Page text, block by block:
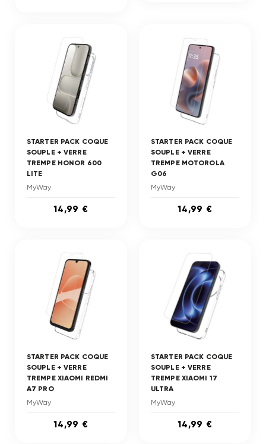
STARTER PACK COQUE
SOUPLE + VERRE
TREMPE HONOR 600
LITE
MyWay
14,99 €
STARTER PACK COQUE
SOUPLE + VERRE
TREMPE MOTOROLA
G06
MyWay
14,99 €
STARTER PACK COQUE
SOUPLE + VERRE
TREMPE XIAOMI REDMI
A7 PRO
MyWay
14,99 €
STARTER PACK COQUE
SOUPLE + VERRE
TREMPE XIAOMI 17
ULTRA
MyWay
14,99 €